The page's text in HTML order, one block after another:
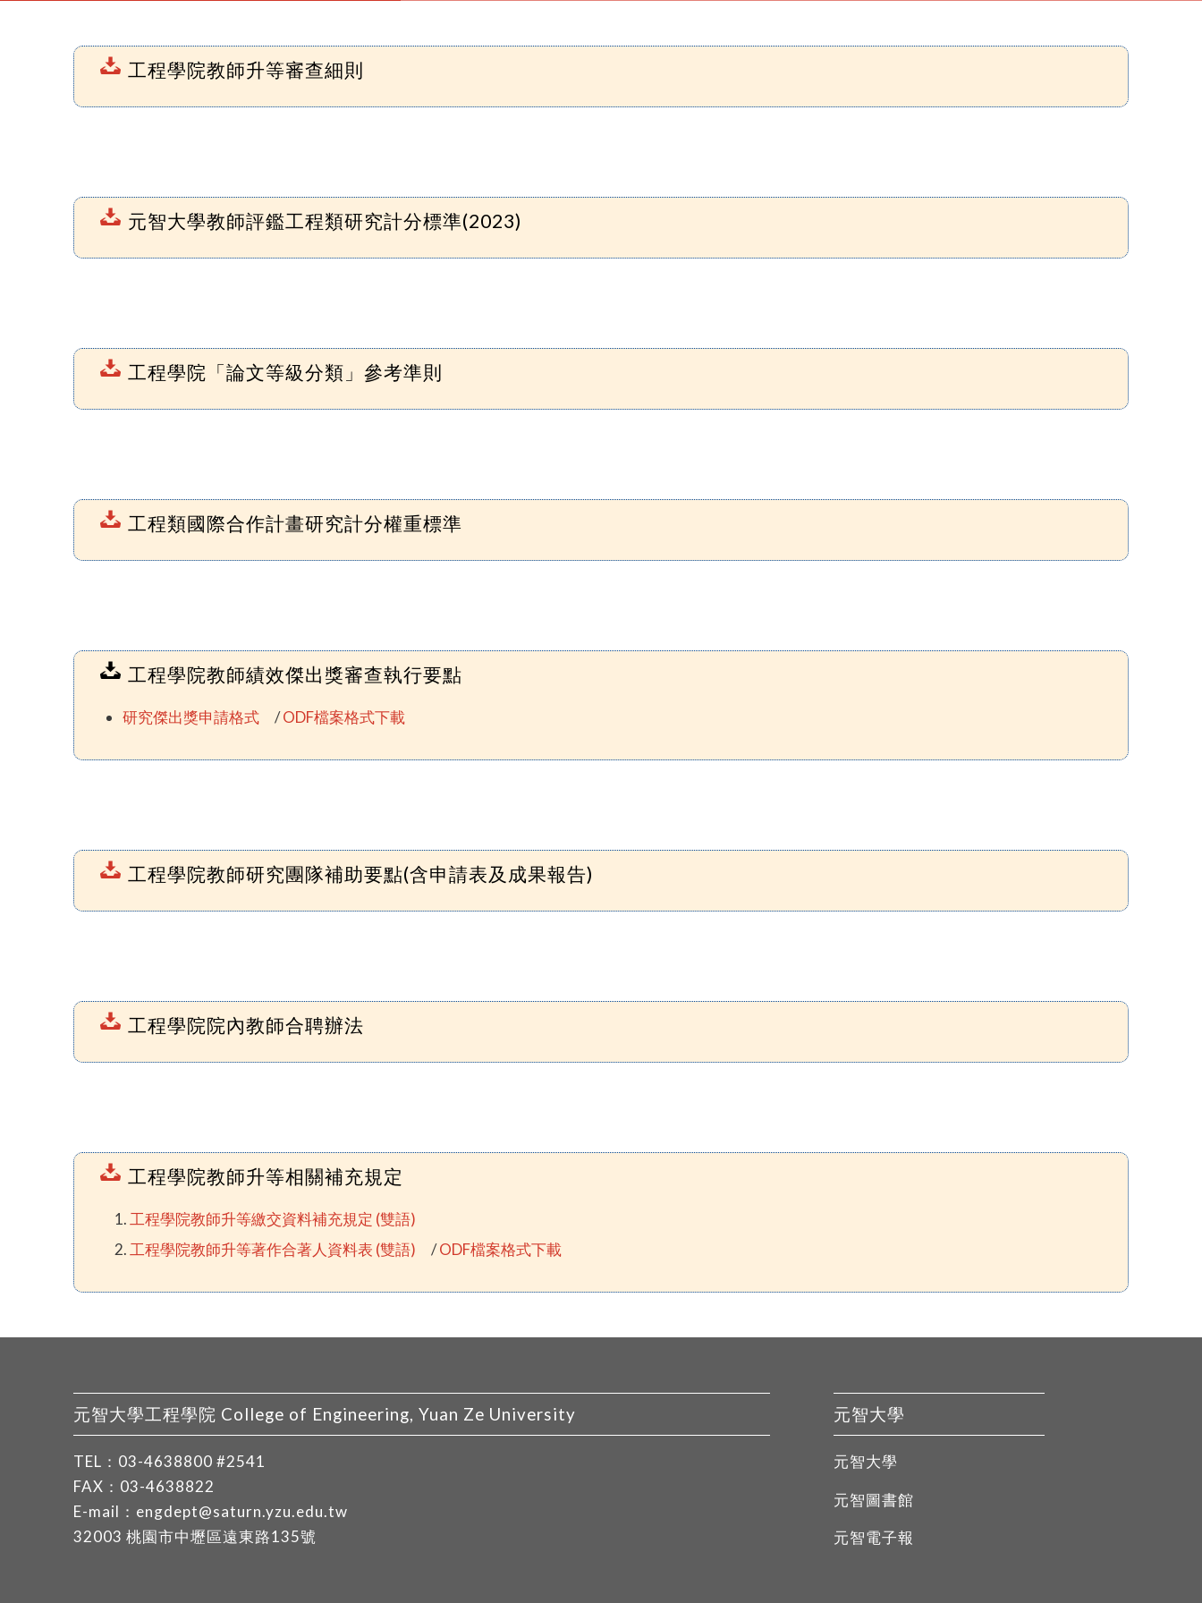
工程學院教師升等審查細則
元智大學教師評鑑工程類研究計分標準(2023)
工程學院「論文等級分類」參考準則
工程類國際合作計畫研究計分權重標準
工程學院教師績效傑出獎審查執行要點
研究傑出獎申請格式 /ODF檔案格式下載
工程學院教師研究團隊補助要點(含申請表及成果報告)
工程學院院內教師合聘辦法
工程學院教師升等相關補充規定
工程學院教師升等繳交資料補充規定 (雙語)
工程學院教師升等著作合著人資料表 (雙語) /ODF檔案格式下載
元智大學工程學院 College of Engineering, Yuan Ze University
TEL： 03-4638800 #2541
FAX：03-4638822
E-mail： engdept@saturn.yzu.edu.tw
32003 桃園市中壢區遠東路135號
元智大學
元智大學
元智圖書館
元智電子報